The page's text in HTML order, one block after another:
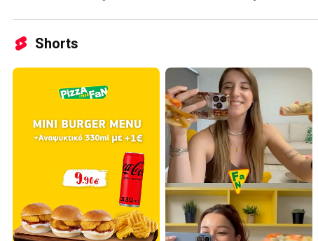
Shorts